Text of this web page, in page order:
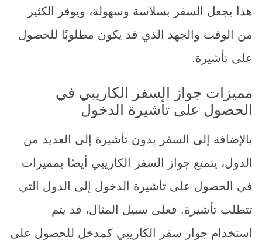
هذا يجعل السفر بسلاسة وسهولة، ويوفر الكثير
من الوقت والجهد الذي قد يكون مطلوبًا للحصول
على تأشيرة.
مميزات جواز السفر الكاريبي في
الحصول على تأشيرة الدخول
بالإضافة إلى السفر بدون تأشيرة إلى العديد من
الدول، يتمتع جواز السفر الكاريبي أيضًا بمميزات
في الحصول على تأشيرة الدخول إلى الدول التي
تتطلب تأشيرة. فعلى سبيل المثال، قد يتم
استخدام جواز سفر الكاريبي كمدخل للحصول على